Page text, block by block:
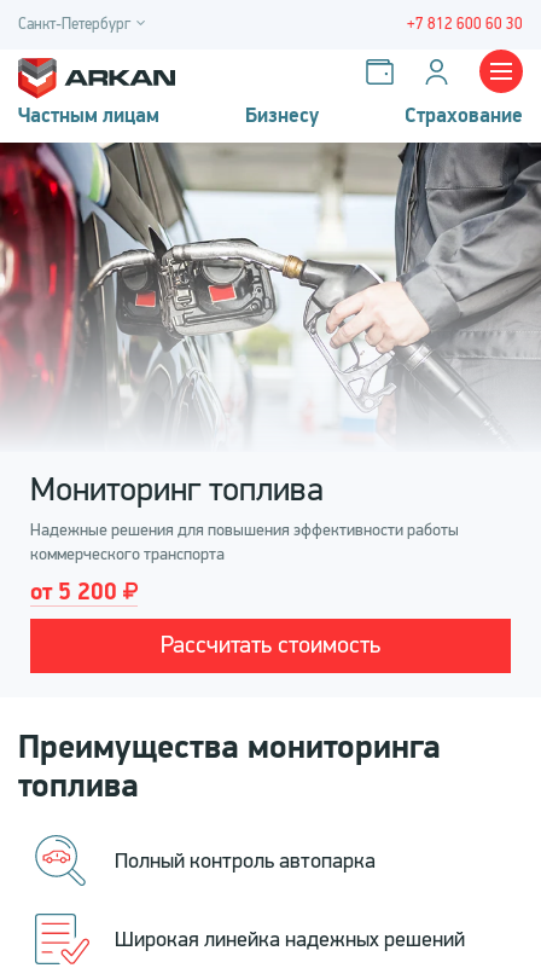
Санкт-Петербург +7 812 600 60 30
Частным лицам Бизнесу Страхование
Мониторинг топлива
Надежные решения для повышения эффективности работы
коммерческого транспорта
от 5 200
Рассчитать стоимость
Преимущества мониторинга
топлива
Полный контроль автопарка
Широкая линейка надежных решений